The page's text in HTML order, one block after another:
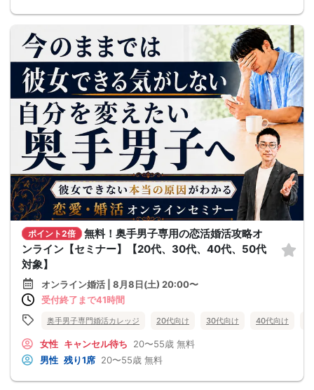
ポイント2倍
無料！奥手男子専用の恋活婚活攻略オ
ンライン【セミナー】【20代、30代、40代、50代
対象】
オンライン婚活 | 8月8日(土) 20:00〜
受付終了まで41時間
奥手男子専門婚活カレッジ 20代向け 30代向け 40代向け
女性 キャンセル待ち 20〜55歳 無料
男性 残り1席 20〜55歳 無料